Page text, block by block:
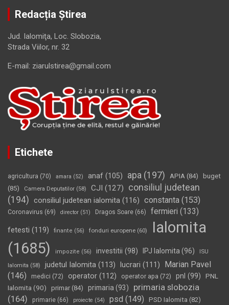
Redacția Știrea
Jud. Ialomiţa, Loc. Slobozia,
Strada Viilor, nr. 32
E-mail: ziarulstirea@gmail.com
Etichete
agricultura (70) amara (52) anaf (105) apa (197) APIA (84)
buget
(85)
Camera Deputatilor (58) CJI (127)
consiliul judetean
(194) consiliul judetean ialomita (116) constanta (153)
Coronavirus (69) director (51) Dragos Soare (66) fermieri (133)
fetesti (119) finante (56) fonduri europene (60)
Ialomita
(1685)
impozite (56) investitii (98) IPJ Ialomita (96) ISU
Ialomita (58) judetul Ialomita (113) lucrari (111)
Marian Pavel
(146)
medici (72) operator (112) operator apa (72) pnl (99)
PNL
Ialomita (90) primar(84) primaria (93)
primaria slobozia
(164)
primarie (66) proiecte (54) psd (149) PSD Ialomita (82)